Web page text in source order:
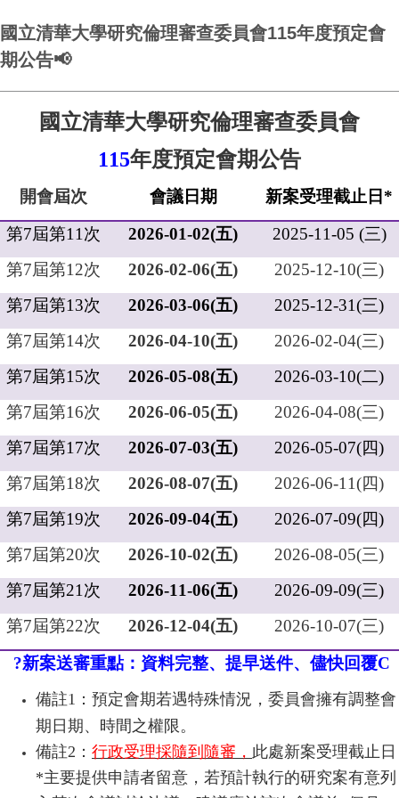
國立清華大學研究倫理審查委員會115年度預定會
期公告📢
國立清華大學研究倫理審查委員會
115年度預定會期公告
開會屆次 會議日期 新案受理截止日 *
第7屆第11 次 2026-01-02(五) 2025-11-05 (三)
第7屆第12次 2026-02-06(五) 2025-12-10(三)
第7屆第13次 2026-03-06(五) 2025-12-31(三)
第7屆第14次 2026-04-10(五) 2026-02-04(三)
第7屆第15次 2026-05-08(五) 2026-03-10(二)
第7屆第16次 2026-06-05(五) 2026-04-08(三)
第7屆第17次 2026-07-03(五) 2026-05-07(四)
第7屆第18次 2026-08-07(五) 2026-06-11(四)
第7屆第19次 2026-09-04(五) 2026-07-09(四)
第7屆第20次 2026-10-02(五) 2026-08-05(三)
第7屆第21 次 2026-11-06(五) 2026-09-09(三)
第7屆第22次 2026-12-04(五) 2026-10-07(三)
?新案送審重點：資料完整、提早送件、儘快回覆C
備註1 ：預定會期若遇特殊情況，委員會擁有調整會
期日期、時間之權限。
備註2 ： 行政受理採隨到隨審， 此處新案受理截止日
*主要提供申請者留意，若預計執行的研究案有意列